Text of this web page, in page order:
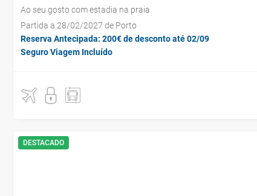
Ao seu gosto com estadia na praia
Partida a 28/02/2027 de Porto
Reserva Antecipada: 200€ de desconto até 02/09
Seguro Viagem Incluído
DESTACADO